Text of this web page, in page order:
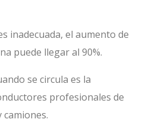
inadecuada, el aumento de
puede llegar al 90%.
se circula es la
profesionales de